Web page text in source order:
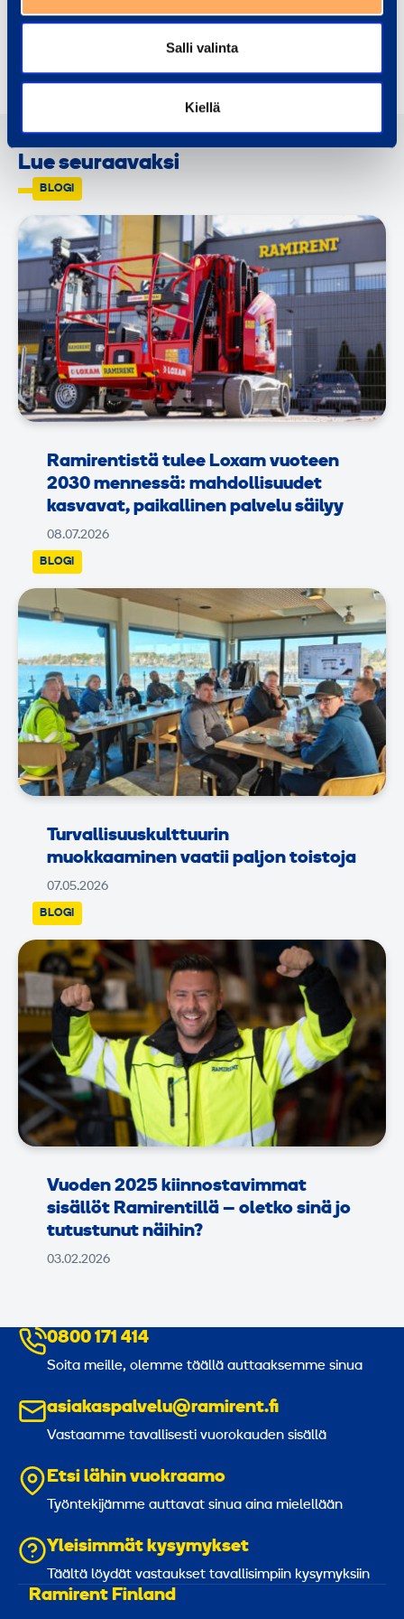
Salli valinta
Kiellä
Lue seuraavaksi
Ramirentistä tulee Loxam vuoteen
2030 mennessä: mahdollisuudet
kasvavat, paikallinen palvelu säilyy
08.07.2026
BLOGI
Turvallisuuskulttuurin
muokkaaminen vaatii paljon toistoja
07.05.2026
BLOGI
Vuoden 2025 kiinnostavimmat
sisällöt Ramirentillä – oletko sinä jo
tutustunut näihin?
03.02.2026
BLOGI
0800 171 414
Soita meille, olemme täällä auttaaksemme sinua
asiakaspalvelu@ramirent.fi
Vastaamme tavallisesti vuorokauden sisällä
Etsi lähin vuokraamo
Työntekijämme auttavat sinua aina mielellään
Yleisimmät kysymykset
Täältä löydät vastaukset tavallisimpiin kysymyksiin
Ramirent Finland